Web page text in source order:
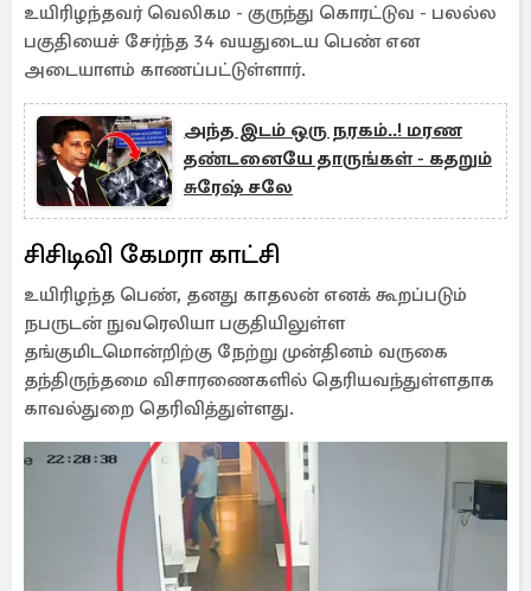
உயிரிழந்தவர் வெலிகம - குருந்து கொரட்டுவ - பலல்ல
பகுதியைச் சேர்ந்த 34 வயதுடைய பெண் என
அடையாளம் காணப்பட்டுள்ளார்.
அந்த இடம் ஒரு நரகம்..! மரண
தண்டனையே தாருங்கள் - கதறும்
சுரேஷ் சலே
சிசிடிவி கேமரா காட்சி
உயிரிழந்த பெண், தனது காதலன் எனக் கூறப்படும்
நபருடன் நுவரெலியா பகுதியிலுள்ள
தங்குமிடமொன்றிற்கு நேற்று முன்தினம் வருகை
தந்திருந்தமை விசாரணைகளில் தெரியவந்துள்ளதாக
காவல்துறை தெரிவித்துள்ளது.